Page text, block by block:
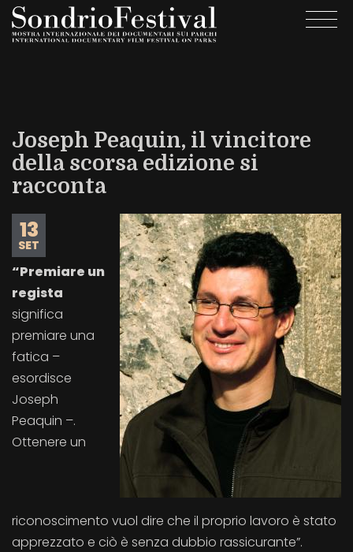
Salta
Joseph Peaquin, il vincitore
della scorsa edizione si
racconta
13
SET
“Premiare un
regista
significa
premiare una
fatica –
esordisce
Joseph
Peaquin –.
Ottenere un
riconoscimento vuol dire che il proprio lavoro è stato
apprezzato e ciò è senza dubbio rassicurante”.